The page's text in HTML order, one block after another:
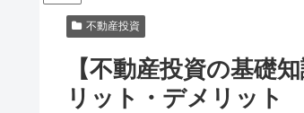
不動産投資
【不動産投資の基礎
リット・デメリット